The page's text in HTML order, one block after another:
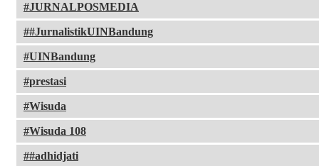
JURNALPOSMEDIA
#JurnalistikUINBandung
UINBandung
prestasi
Wisuda
Wisuda 108
#adhidjati